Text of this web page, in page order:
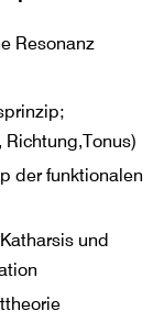
Resonanz
der funktionalen
und